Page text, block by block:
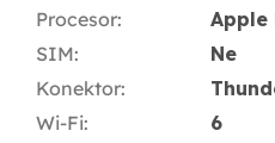
Procesor:
Apple
SIM:
Ne
Konektor:
Wi-Fi:
6